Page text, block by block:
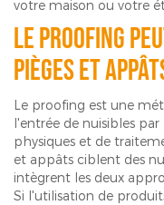
votre maison ou votre
Le proofing
pièges et
Le proofing est une
l'entrée de nuisibles
physiques et de
et appâts ciblent des
intègrent les deux
Si l'utilisation de